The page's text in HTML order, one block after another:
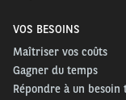
VOS BESOINS
Maîtriser vos coûts
Gagner du temps
Répondre à un